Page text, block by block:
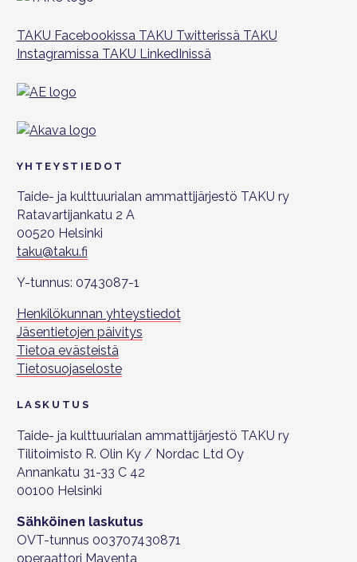
TAKU Facebookissa TAKU Twitterissä TAKU
Instagramissa TAKU LinkedInissä
YHTEYSTIEDOT
Taide- ja kulttuurialan ammattijärjestö TAKU ry
Ratavartijankatu 2 A
00520 Helsinki
taku@taku.fi
Y-tunnus: 0743087-1
Henkilökunnan yhteystiedot
Jäsentietojen päivitys
Tietoa evästeistä
Tietosuojaseloste
LASKUTUS
Taide- ja kulttuurialan ammattijärjestö TAKU ry
Tilitoimisto R. Olin Ky / Nordac Ltd Oy
Annankatu 31-33 C 42
00100 Helsinki
Sähköinen laskutus
OVT-tunnus 003707430871
operaattori Maventa